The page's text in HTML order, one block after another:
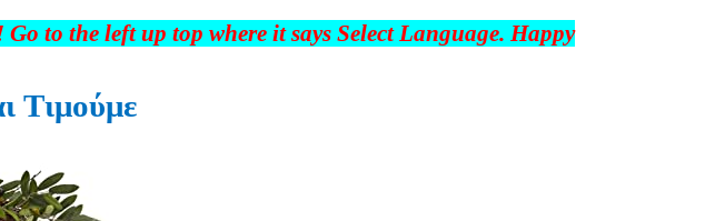
to the left up top where it says Select Language. Happy
Tιμούμε